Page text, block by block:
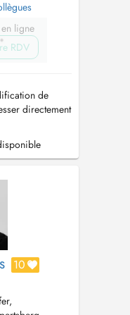
ligne
RDV
de
directement
Merci
10